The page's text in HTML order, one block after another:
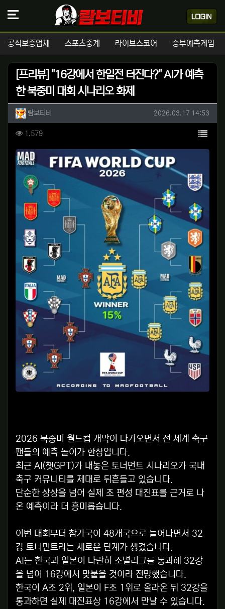
공식보증업체 스포츠중계 라이브스코어 승부예측게임
[프리뷰] "16강에서 한일전 터진다?" AI가 예측
한 북중미 대회 시나리오 화제
작성자 정보
람보티비 작성일
2026.03.17 14:53
컨텐츠 정보
1,579조회 목록
본문
2026 북중미 월드컵 개막이 다가오면서 전 세계 축구
팬들의 예측 놀이가 한창입니다.
최근 AI(챗GPT)가 내놓은 토너먼트 시나리오가 국내
축구 커뮤니티를 제대로 뒤흔들고 있습니다.
단순한 상상을 넘어 실제 조 편성 대진표를 근거로 나
온 예측이라 더 흥미롭습니다.
이번 대회부터 참가국이 48개국으로 늘어나면서 32
강 토너먼트라는 새로운 단계가 생겼습니다.
AI는 한국과 일본이 나란히 조별리그를 통과해 32강
을 넘어 16강에서 맞붙을 것이라 전망했습니다.
한국이 A조 2위, 일본이 F조 1위로 올라온 뒤 32강을
통과하면 실제 대진표상 16강에서 만날 수 있습니다.